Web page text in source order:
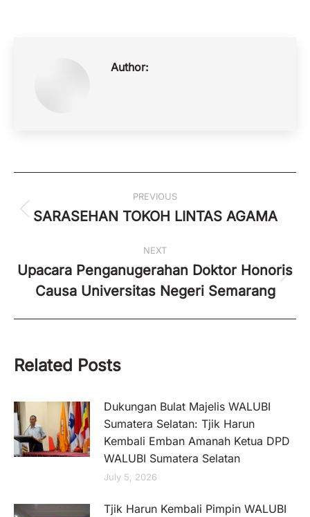
Author:
navigation
PREVIOUS
Previous
SARASEHAN TOKOH LINTAS AGAMA
NEXT
Next
post:
Upacara Penganugerahan Doktor Honoris
Causa Universitas Negeri Semarang
Related Posts
Dukungan Bulat Majelis WALUBI
Sumatera Selatan: Tjik Harun
Kembali Emban Amanah Ketua DPD
WALUBI Sumatera Selatan
July 5, 2026
Tjik Harun Kembali Pimpin WALUBI